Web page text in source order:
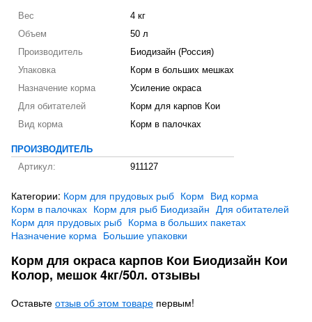
Вес
4 кг
Объем
50 л
Производитель
Биодизайн (Россия)
Упаковка
Корм в больших мешках
Назначение корма
Усиление окраса
Для обитателей
Корм для карпов Кои
Вид корма
Корм в палочках
ПРОИЗВОДИТЕЛЬ
Артикул:
911127
Категории: Корм для прудовых рыб Корм Вид корма
Корм в палочках Корм для рыб Биодизайн Для обитателей
Корм для прудовых рыб Корма в больших пакетах
Назначение корма Большие упаковки
Корм для окраса карпов Кои Биодизайн Кои
Колор, мешок 4кг/50л. отзывы
Оставьте отзыв об этом товаре первым!